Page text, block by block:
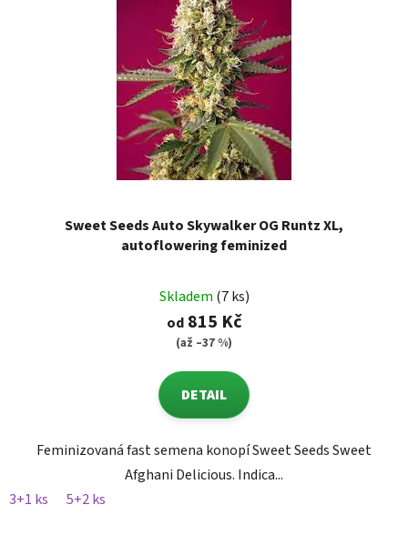
Sweet Seeds Auto Skywalker OG Runtz XL,
autoflowering feminized
Skladem (7 ks)
od815 Kč
(až –37 %)
DETAIL
Feminizovaná fast semena konopí Sweet Seeds Sweet
Afghani Delicious. Indica...
3+1 ks
5+2 ks